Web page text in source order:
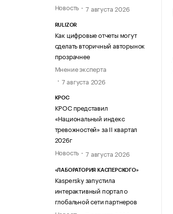
Новость
7 августа 2026
RULIZOR
Как цифровые отчеты могут
сделать вторичный авторынок
прозрачнее
Мнение эксперта
7 августа 2026
КРОС
КРОС представил
«Национальный индекс
тревожностей» за II квартал
2026г
Новость
7 августа 2026
«ЛАБОРАТОРИЯ КАСПЕРСКОГО»
Kaspersky запустила
интерактивный портал о
глобальной сети партнеров